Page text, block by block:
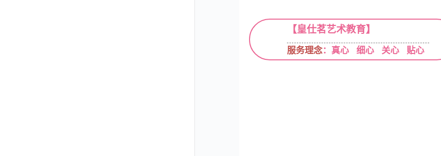
【皇仕茗艺术教育】
服务理念：真心 细心 关心 贴心